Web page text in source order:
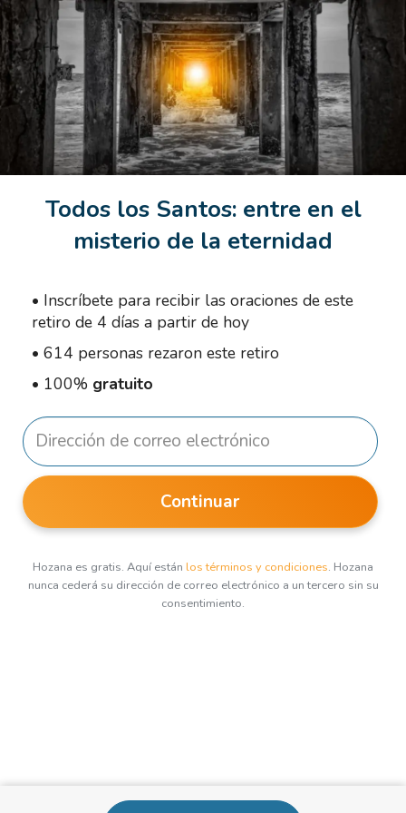
Todos los Santos: entre en el
misterio de la eternidad
• Inscríbete para recibir las oraciones de este
retiro de 4 días a partir de hoy
• 614 personas rezaron este retiro
• 100% gratuito
Continuar
Hozana es gratis. Aquí están los términos y condiciones. Hozana
nunca cederá su dirección de correo electrónico a un tercero sin su
consentimiento.